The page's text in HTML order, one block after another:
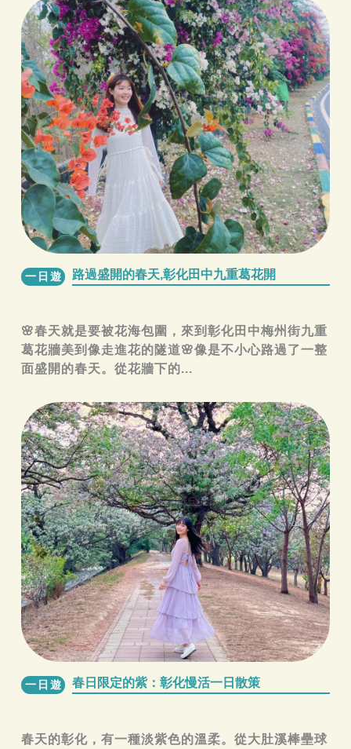
一日遊 路過盛開的春天,彰化田中九重葛花開
🌸春天就是要被花海包圍，來到彰化田中梅州街九重
葛花牆美到像走進花的隧道🌸像是不小心路過了一整
面盛開的春天。從花牆下的...
一日遊 春日限定的紫：彰化慢活一日散策
春天的彰化，有一種淡紫色的溫柔。從大肚溪棒壘球